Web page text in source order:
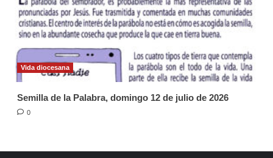
Vida diocesana
Semilla de la Palabra, domingo 12 de julio de 2026
0